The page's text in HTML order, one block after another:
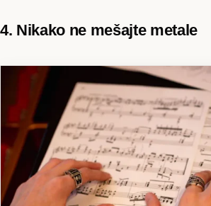
4. Nikako ne mešajte metale